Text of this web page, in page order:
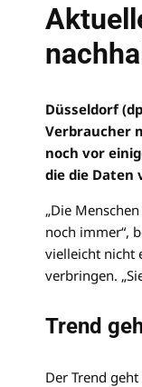
Düsseldorf
Verbraucher
noch vor
die die Daten
„Die
noch immer“,
vielleicht nicht
verbringen.
Trend
Der Trend